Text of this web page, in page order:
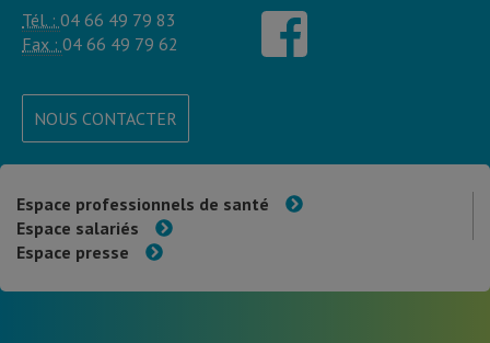
Tél. : 04 66 49 79 83
Fax : 04 66 49 79 62
NOUS CONTACTER
Espace professionnels de santé
Espace salariés
Espace presse